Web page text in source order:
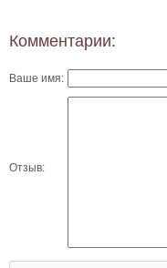
Комментарии:
Ваше имя:
Отзыв: